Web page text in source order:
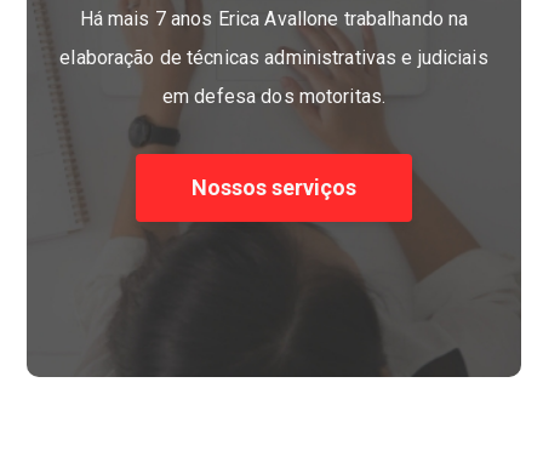
Há mais 7 anos Erica Avallone trabalhando na
elaboração de técnicas administrativas e judiciais
em defesa dos motoritas.
Nossos serviços